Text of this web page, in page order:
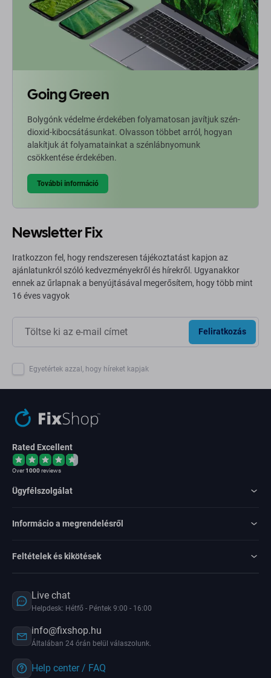
Going Green
Bolygónk védelme érdekében folyamatosan javítjuk szén-
dioxid-kibocsátásunkat. Olvasson többet arról, hogyan
alakítjuk át folyamatainkat a szénlábnyomunk
csökkentése érdekében.
További információ
Newsletter Fix
Iratkozzon fel, hogy rendszeresen tájékoztatást kapjon az
ajánlatunkról szóló kedvezményekről és hírekről. Ugyanakkor
ennek az űrlapnak a benyújtásával megerősítem, hogy több mint
16 éves vagyok
Feliratkozás
Egyetértek azzal, hogy híreket kapjak
Rated Excellent
Over1000reviews
Ügyfélszolgálat
Informácio a megrendelésről
Feltételek és kikötések
Live chat
Helpdesk: Hétfő - Péntek 9:00 - 16:00
info@fixshop.hu
Általában 24 órán belül válaszolunk.
Help center / FAQ